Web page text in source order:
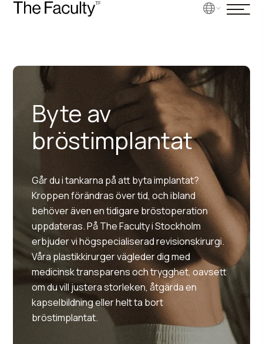
Byte av
bröstimplantat
Går du i tankarna på att byta implantat?
Kroppen förändras över tid, och ibland
behöver även en tidigare bröstoperation
uppdateras. På The Faculty i Stockholm
erbjuder vi högspecialiserad revisionskirurgi.
Våra plastikkirurger vägleder dig med
medicinsk transparens och trygghet, oavsett
om du vill justera storleken, åtgärda en
kapselbildning eller helt ta bort
bröstimplantat.